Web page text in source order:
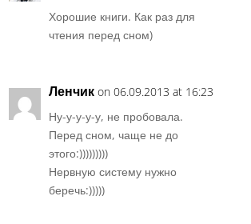
Хорошие книги. Как раз для
чтения перед сном)
Ленчик on 06.09.2013 at 16:23
Ну-у-у-у-у, не пробовала.
Перед сном, чаще не до
этого:)))))))))
Нервную систему нужно
беречь:)))))